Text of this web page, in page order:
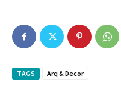
TAGS Arq & Decor